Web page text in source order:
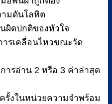
ามดันโลหิต
ผิดปกติของหัวใจ
รเคลื่อนไหวขณะวัด
ารอ่าน 2 หรือ 3 ค่าล่าสุด
รั้งในหน่วยความจำพร้อม